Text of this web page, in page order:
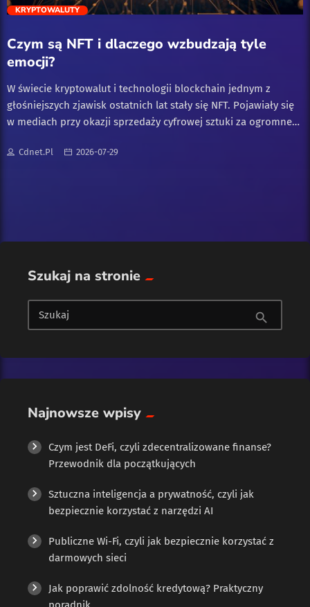
Sztuczna inteligencja (AI)trending_flat
KRYPTOWALUTY
Czym są NFT i dlaczego wzbudzają tyle
emocji?
W świecie kryptowalut i technologii blockchain jednym z
głośniejszych zjawisk ostatnich lat stały się NFT. Pojawiały się
w mediach przy okazji sprzedaży cyfrowej sztuki za ogromne
osób pozostają jednak niezrozumiałe. W tym artykule
elementu gry. Kluczowe jest słowo niewymienialny. Zwykłe
innemu bitcoinowi. NFT jest inne, bo każdy token jest unikalny
i niepowtarzalny, podobnie jak oryginał dzieła sztuki różni się
Cdnet.pl 2026-07-29
Szukaj na stronie
Szukaj search
Najnowsze wpisy
Czym jest DeFi, czyli zdecentralizowane finanse?
Przewodnik dla początkujących
Sztuczna inteligencja a prywatność, czyli jak
bezpiecznie korzystać z narzędzi AI
Publiczne Wi-Fi, czyli jak bezpiecznie korzystać z
darmowych sieci
Jak poprawić zdolność kredytową? Praktyczny